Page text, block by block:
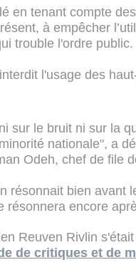
en tenant compte
à empêcher
trouble l'ordre public.
l'usage des
sur le bruit ni sur la
nationale", a
Odeh, chef de file
résonnait bien avant
résonnera encore
Reuven Rivlin
de critiques et de